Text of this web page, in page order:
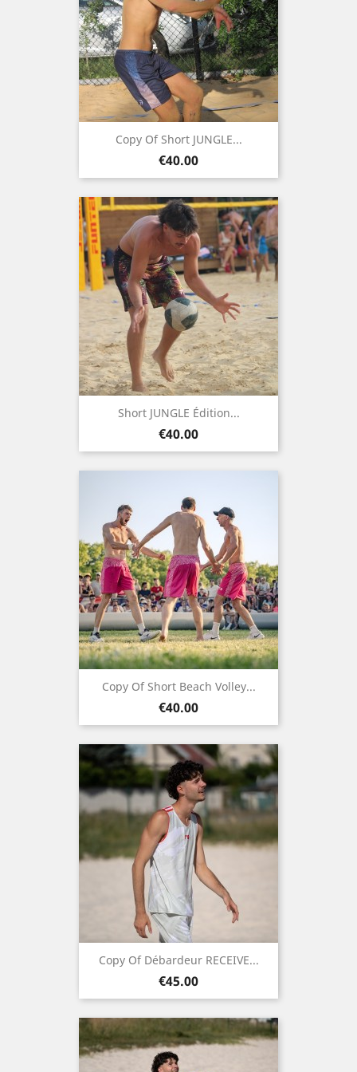
Copy Of Short JUNGLE...
Price
€40.00
Short JUNGLE Édition...
Price
€40.00
Copy Of Short Beach Volley...
Price
€40.00
Copy Of Débardeur RECEIVE...
Price
€45.00